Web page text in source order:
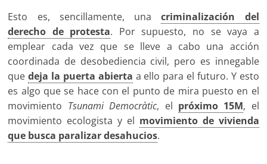
Esto es, sencillamente, unacriminalización del
derecho de protesta. Por supuesto, no se vaya a
emplear cada vez que se lleve a cabo una acción
coordinada de desobediencia civil, pero es innegable
quedeja la puerta abierta a ello para el futuro. Y esto
es algo que se hace con el punto de mira puesto en el
movimiento Tsunami Democràtic, el próximo 15M, el
movimiento ecologista y el movimiento de vivienda
que busca paralizar desahucios.